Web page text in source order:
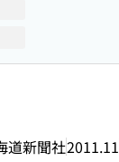
道新聞社2011.11